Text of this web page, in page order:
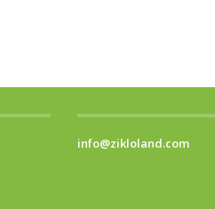
info@zikloland.com